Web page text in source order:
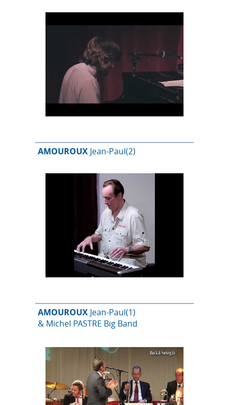
AMOUROUX Jean-Paul(2)
AMOUROUX Jean-Paul(1)
& Michel PASTRE Big Band